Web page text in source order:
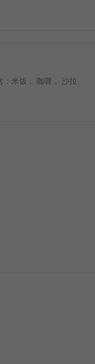
：米饭， 咖喱， 沙拉